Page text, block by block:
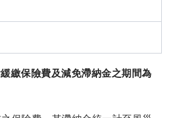
繳保險費及減免滯納金之期間為